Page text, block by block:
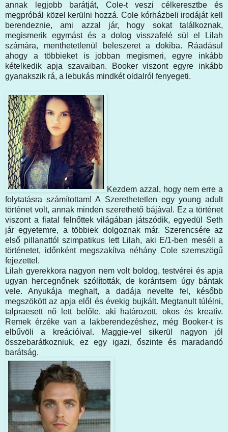
annak legjobb barátját, Cole-t veszi célkeresztbe és
megpróbál közel kerülni hozzá. Cole kórházbeli irodáját kell
berendeznie, ami azzal jár, hogy sokat találkoznak,
megismerik egymást és a dolog visszafelé sül el Lilah
számára, menthetetlenül beleszeret a dokiba. Ráadásul
ahogy a többieket is jobban megismeri, egyre inkább
kételkedik apja szavaiban. Booker viszont egyre inkább
gyanakszik rá, a lebukás mindkét oldalról fenyegeti.
Kezdem azzal, hogy nem erre a
folytatásra számítottam! A Szerethetetlen egy young adult
történet volt, annak minden szerethető bájával. Ez a történet
viszont a fiatal felnőttek világában játszódik, egyedül Seth
jár egyetemre, a többiek dolgoznak már. Szerencsére az
első pillanattól szimpatikus lett Lilah, aki E/1-ben meséli a
történetet, időnként megszakítva néhány Cole szemszögű
fejezettel.
Lilah gyerekkora nagyon nem volt boldog, testvérei és apja
ugyan hercegnőnek szólították, de korántsem úgy bántak
vele. Anyukája meghalt, a dadája nevelte fel, később
megszökött az apja elől és évekig bujkált. Megtanult túlélni,
talpraesett nő lett belőle, aki határozott, okos és kreatív.
Remek érzéke van a lakberendezéshez, még Booker-t is
elbűvöli a kreációival. Maggie-vel sikerül nagyon jól
összebarátkozniuk, ez egy igazi, őszinte és maradandó
barátság.